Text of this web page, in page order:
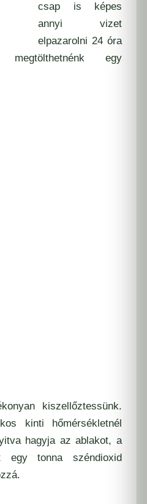
csap is képes
annyi vizet
elpazarolni 24 óra
egy
kiszellőztessünk.
kinti hőmérsékletnél
hagyja az ablakot, a
egy tonna széndioxid